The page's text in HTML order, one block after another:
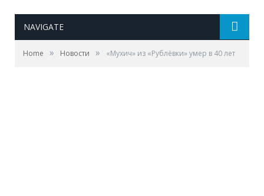
NAVIGATE
Home » Новости » «Мухич» из «Рублёвки» умер в 40 лет